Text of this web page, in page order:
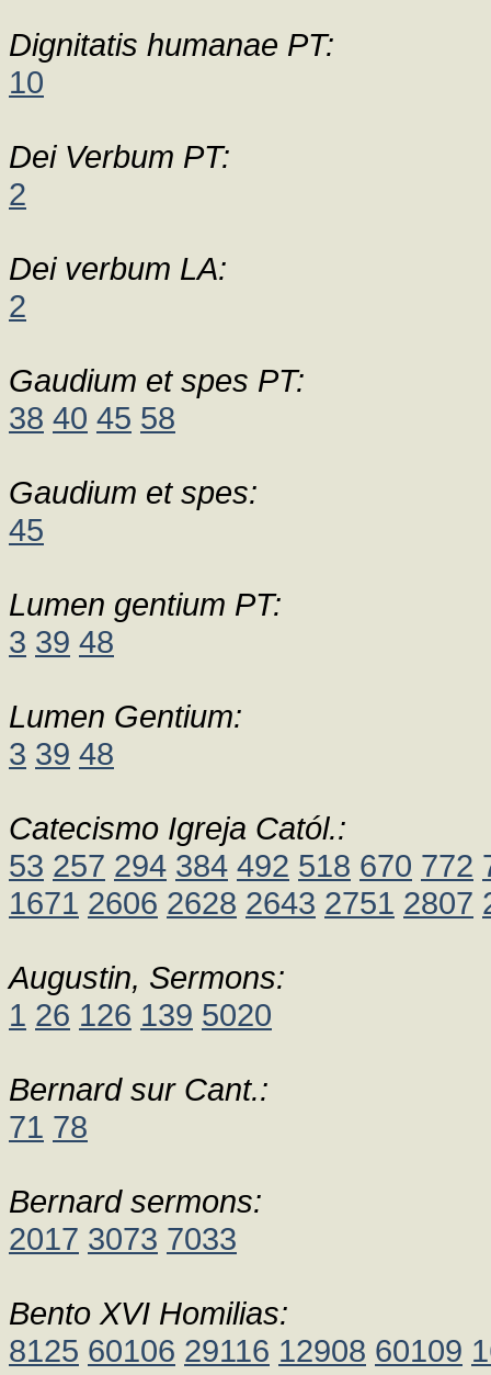
Dignitatis humanae PT:
10
Dei Verbum PT:
2
Dei verbum LA:
2
Gaudium et spes PT:
38 40 45 58
Gaudium et spes:
45
Lumen gentium PT:
3 39 48
Lumen Gentium:
3 39 48
Catecismo Igreja Catól.:
53 257 294 384 492 518 670 772
1671 2606 2628 2643 2751 2807
Augustin, Sermons:
1 26 126 139 5020
Bernard sur Cant.:
71 78
Bernard sermons:
2017 3073 7033
Bento XVI Homilias:
8125 60106 29116 12908 60109